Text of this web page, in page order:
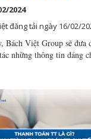
2024
đăng tải ngày 16/02/
Bách Việt Group sẽ đưa
những thông tin đáng